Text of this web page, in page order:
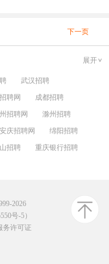
下一页
展开
武汉招聘
聘网
成都招聘
招聘网
滁州招聘
安庆招聘网
绵阳招聘
招聘
重庆银行招聘
2026
号-5）
务许可证